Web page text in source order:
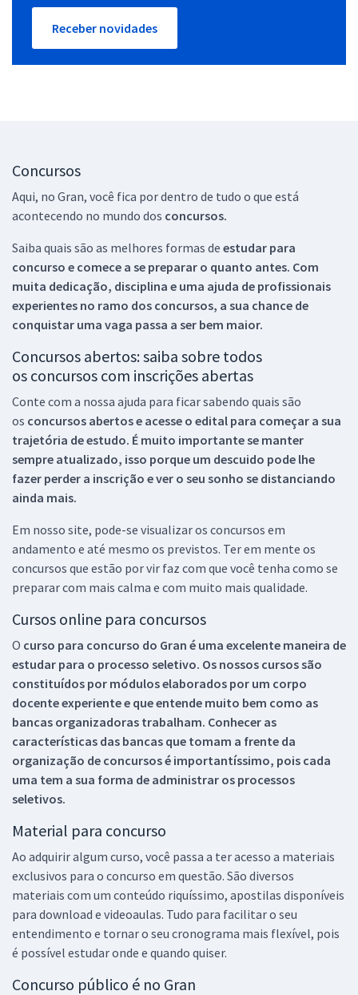
Receber novidades
Concursos
Aqui, no Gran, você fica por dentro de tudo o que está
acontecendo no mundo dos concursos.
Saiba quais são as melhores formas de estudar para
concurso e comece a se preparar o quanto antes. Com
muita dedicação, disciplina e uma ajuda de profissionais
experientes no ramo dos concursos, a sua chance de
conquistar uma vaga passa a ser bem maior.
Concursos abertos: saiba sobre todos
os concursos com inscrições abertas
Conte com a nossa ajuda para ficar sabendo quais são
os concursos abertos e acesse o edital para começar a sua
trajetória de estudo. É muito importante se manter
sempre atualizado, isso porque um descuido pode lhe
fazer perder a inscrição e ver o seu sonho se distanciando
ainda mais.
Em nosso site, pode-se visualizar os concursos em
andamento e até mesmo os previstos. Ter em mente os
concursos que estão por vir faz com que você tenha como se
preparar com mais calma e com muito mais qualidade.
Cursos online para concursos
O curso para concurso do Gran é uma excelente maneira de
estudar para o processo seletivo. Os nossos cursos são
constituídos por módulos elaborados por um corpo
docente experiente e que entende muito bem como as
bancas organizadoras trabalham. Conhecer as
características das bancas que tomam a frente da
organização de concursos é importantíssimo, pois cada
uma tem a sua forma de administrar os processos
seletivos.
Material para concurso
Ao adquirir algum curso, você passa a ter acesso a materiais
exclusivos para o concurso em questão. São diversos
materiais com um conteúdo riquíssimo, apostilas disponíveis
para download e videoaulas. Tudo para facilitar o seu
entendimento e tornar o seu cronograma mais flexível, pois
é possível estudar onde e quando quiser.
Concurso público é no Gran